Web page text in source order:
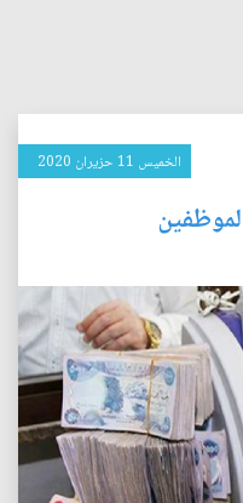
الخميس 11 حزيران 2020